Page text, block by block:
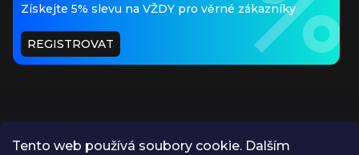
Tento web používá soubory cookie. Dalším
Získejte 5% slevu na VŽDY pro věrné zákazníky
REGISTROVAT